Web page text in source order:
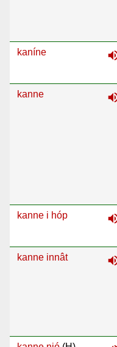
kaníne
kanne
kanne i hóp
kanne innât